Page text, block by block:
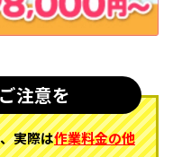
注意を
実際は作業料金の他